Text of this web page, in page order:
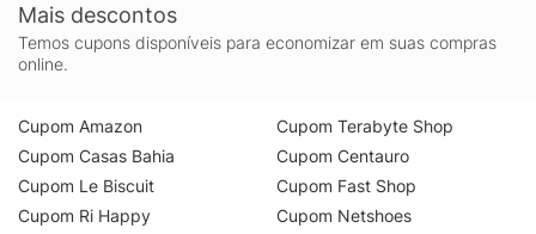
Mais descontos
Temos cupons disponíveis para economizar em suas compras
online.
Cupom Amazon
Cupom Casas Bahia
Cupom Le Biscuit
Cupom Ri Happy
Cupom Terabyte Shop
Cupom Centauro
Cupom Fast Shop
Cupom Netshoes